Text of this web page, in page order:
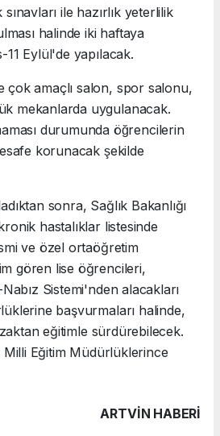
ile hazırlık yeterlilik
halinde iki haftaya
Eylül'de yapılacak.
çok amaçlı salon, spor salonu,
mekanlarda uygulanacak.
durumunda öğrencilerin
korunacak şekilde
sonra, Sağlık Bakanlığı
hastalıklar listesinde
ve özel ortaöğretim
gören lise öğrencileri,
Sistemi'nden alacakları
başvurmaları halinde,
eğitimle sürdürebilecek.
Eğitim Müdürlüklerince
ARTVIN HABERİ